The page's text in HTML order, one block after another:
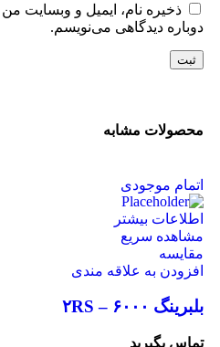
ذخیره نام، ایمیل و وبسایت
دوباره دیدگاهی می‌نویسم.
محصولات مشابه
اتمام موجودی
اطلاعات بیشتر
مشاهده سریع
مقایسه
افزودن به علاقه مندی
بلبرینگ ۶۰۰۰ – ۲RS
تماس بگیرید